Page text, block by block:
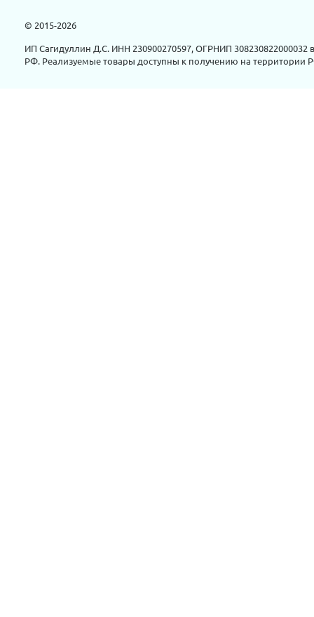
© 2015-2026
ИП Сагидуллин Д.С. ИНН 230900270597, ОГРНИП 308230822000032
РФ. Реализуемые товары доступны к получению на территории